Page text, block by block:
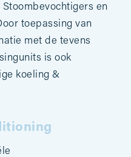
en
toepassing van
met de tevens
is ook
koeling &